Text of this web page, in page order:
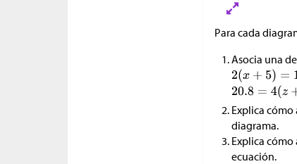
Para cada
Asocia una
Explica
diagrama.
Explica
ecuación.